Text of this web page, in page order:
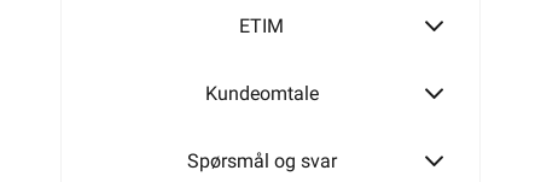
ETIM
Kundeomtale
Spørsmål og svar